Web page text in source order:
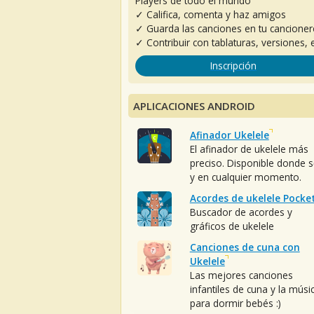
✓ Califica, comenta y haz amigos
✓ Guarda las canciones en tu
✓ Contribuir con tablaturas, versiones,
Inscripción
APLICACIONES ANDROID
Afinador Ukelele
El afinador de ukelele más
preciso. Disponible donde
y en cualquier momento.
Acordes de ukelele
Buscador de acordes y
gráficos de ukelele
Canciones de cuna con
Ukelele
Las mejores canciones
infantiles de cuna y la
para dormir bebés :)